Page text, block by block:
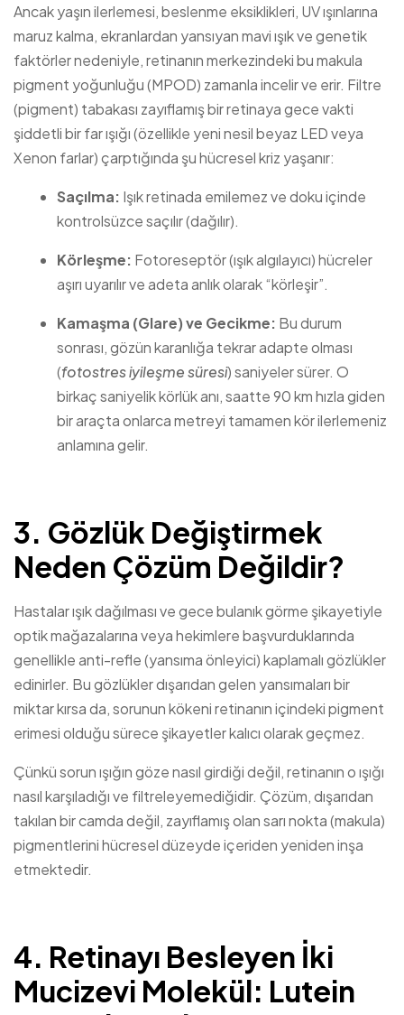
Ancak yaşın ilerlemesi, beslenme eksiklikleri, UV ışınlarına
maruz kalma, ekranlardan yansıyan mavi ışık ve genetik
faktörler nedeniyle, retinanın merkezindeki bu makula
pigment yoğunluğu (MPOD) zamanla incelir ve erir. Filtre
(pigment) tabakası zayıflamış bir retinaya gece vakti
şiddetli bir far ışığı (özellikle yeni nesil beyaz LED veya
Xenon farlar) çarptığında şu hücresel kriz yaşanır:
Saçılma: Işık retinada emilemez ve doku içinde
kontrolsüzce saçılır (dağılır).
Körleşme: Fotoreseptör (ışık algılayıcı) hücreler
aşırı uyarılır ve adeta anlık olarak “körleşir”.
Kamaşma (Glare) ve Gecikme: Bu durum
sonrası, gözün karanlığa tekrar adapte olması
(fotostres iyileşme süresi) saniyeler sürer. O
birkaç saniyelik körlük anı, saatte 90 km hızla giden
bir araçta onlarca metreyi tamamen kör ilerlemeniz
anlamına gelir.
3. Gözlük Değiştirmek
Neden Çözüm Değildir?
Hastalar ışık dağılması ve gece bulanık görme şikayetiyle
optik mağazalarına veya hekimlere başvurduklarında
genellikle anti-refle (yansıma önleyici) kaplamalı gözlükler
edinirler. Bu gözlükler dışarıdan gelen yansımaları bir
miktar kırsa da, sorunun kökeni retinanın içindeki pigment
erimesi olduğu sürece şikayetler kalıcı olarak geçmez.
Çünkü sorun ışığın göze nasıl girdiği değil, retinanın o ışığı
nasıl karşıladığı ve filtreleyemediğidir. Çözüm, dışarıdan
takılan bir camda değil, zayıflamış olan sarı nokta (makula)
pigmentlerini hücresel düzeyde içeriden yeniden inşa
etmektedir.
4. Retinayı Besleyen İki
Mucizevi Molekül: Lutein